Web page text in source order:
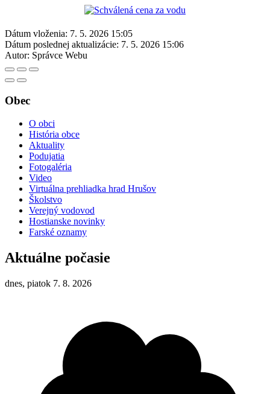
Dátum vloženia: 7. 5. 2026 15:05
Dátum poslednej aktualizácie: 7. 5. 2026 15:06
Autor: Správce Webu
Obec
O obci
História obce
Aktuality
Podujatia
Fotogaléria
Video
Virtuálna prehliadka hrad Hrušov
Školstvo
Verejný vodovod
Hostianske novinky
Farské oznamy
Aktuálne počasie
dnes, piatok 7. 8. 2026